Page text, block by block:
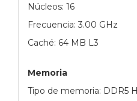
Núcleos: 16
Frecuencia: 3.00 GHz
Caché: 64 MB L3
Memoria
Tipo de memoria: DDR5